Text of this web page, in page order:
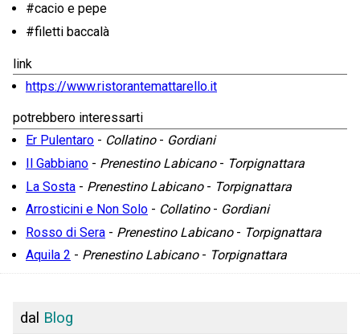
#cacio e pepe
#filetti baccalà
link
https://www.ristorantemattarello.it
potrebbero interessarti
Er Pulentaro - Collatino- Gordiani
Il Gabbiano - Prenestino Labicano- Torpignattara
La Sosta - Prenestino Labicano- Torpignattara
Arrosticini e Non Solo - Collatino- Gordiani
Rosso di Sera - Prenestino Labicano- Torpignattara
Aquila 2 - Prenestino Labicano- Torpignattara
dal Blog